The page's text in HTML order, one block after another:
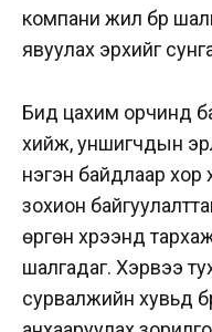
компани жил бүр
явуулах эрхийг
Бид цахим орчинд
хийж, уншигчдын
нэгэн байдлаар хор
зохион
өргөн хүрээнд
шалгадаг. Хэрвээ
сурвалжийн хувьд